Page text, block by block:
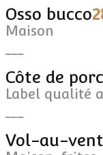
Osso bucco
Maison
Côte de porc
Label qualité
Vol-au-vent